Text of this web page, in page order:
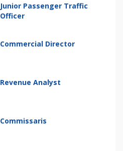
Junior Passenger Traffic
Officer
Commercial Director
Revenue Analyst
Commissaris